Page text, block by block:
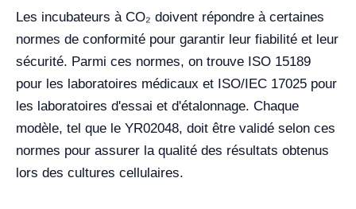
Les incubateurs à CO₂ doivent répondre à certaines
normes de conformité pour garantir leur fiabilité et leur
sécurité. Parmi ces normes, on trouve ISO 15189
pour les laboratoires médicaux et ISO/IEC 17025 pour
les laboratoires d'essai et d'étalonnage. Chaque
modèle, tel que le YR02048, doit être validé selon ces
normes pour assurer la qualité des résultats obtenus
lors des cultures cellulaires.